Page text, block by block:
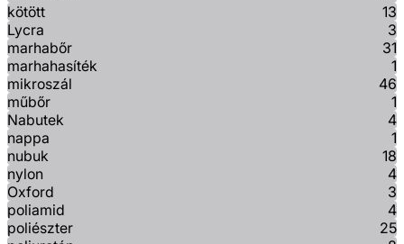
kötött
13
Lycra
3
marhabőr
31
marhahasíték
1
mikroszál
46
műbőr
1
Nabutek
4
nappa
1
nubuk
18
nylon
4
Oxford
3
poliamid
4
poliészter
25